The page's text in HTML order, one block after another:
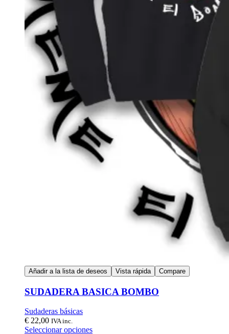
Añadir a la lista de deseos Vista rápida Compare
SUDADERA BASICA BOMBO
Sudaderas básicas
€ 22,00 IVA inc.
Seleccionar opciones